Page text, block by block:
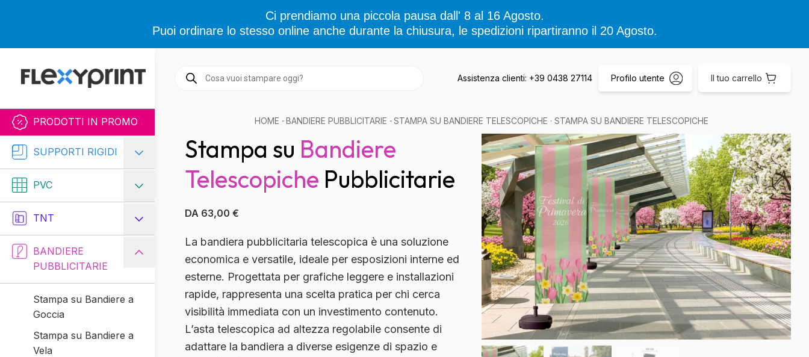
Ci prendiamo una piccola pausa dall' 8 al 16 Agosto.
Puoi ordinare lo stesso online anche durante la chiusura, le spedizioni ripartiranno il 20 Agosto.
Ricerca
prodotti
Assistenza clienti: +39 0438 27114 Profilo utente Il tuo carrello
PRODOTTI IN PROMO
SUPPORTI RIGIDI
PVC
TNT
BANDIERE
PUBBLICITARIE
Stampa su Bandiere a
Goccia
Stampa su Bandiere a
Vela
HOME ·BANDIERE PUBBLICITARIE ·STAMPA SU BANDIERE TELESCOPICHE · STAMPA SU BANDIERE TELESCOPICHE
Stampa
su
Bandiere
Stampa su Bandiere
Telescopiche Pubblicitarie
DA 63,00 €
La bandiera pubblicitaria telescopica è una soluzione
economica e versatile, ideale per esposizioni interne ed
esterne. Progettata per grafiche leggere e installazioni
rapide, rappresenta unascelta pratica per chi cerca
visibilità immediata con un investimento contenuto.
L’asta telescopica ad altezza regolabile consente di
adattare la bandiera a diverse esigenze di spazio e